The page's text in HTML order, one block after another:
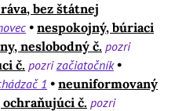
bez štátnej
nespokojný, búriaci
neslobodný č. pozri
č. pozrizačiatočník
1
neuniformovaný
č. pozri